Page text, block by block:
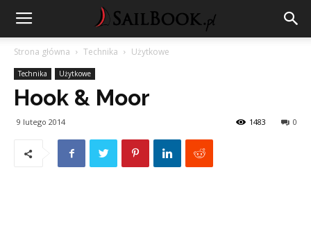
Strona główna Technika Użytkowe
Technika Użytkowe
Hook & Moor
9 lutego 2014 0
1483